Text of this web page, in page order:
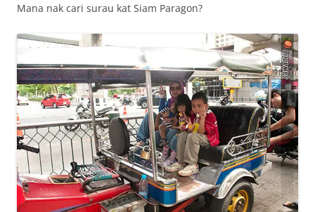
Mana nak cari surau kat Siam Paragon?